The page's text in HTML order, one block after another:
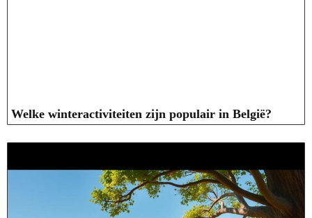
Welke winteractiviteiten zijn populair in België?